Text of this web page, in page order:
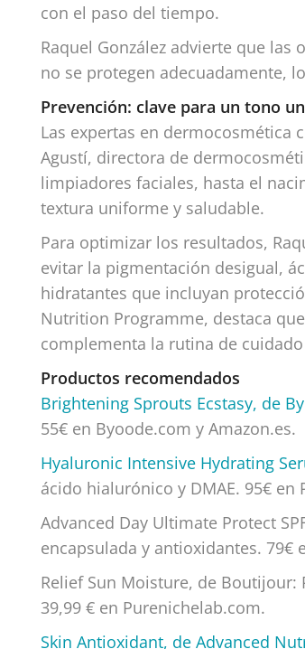
con el paso del tiempo.
Raquel González advierte que
no se protegen adecuadamente,
Prevención: clave para un tono
Las expertas en dermocosmética
Agustí, directora de
limpiadores faciales, hasta el
textura uniforme y saludable.
Para optimizar los resultados,
evitar la pigmentación desigual,
hidratantes que incluyan
Nutrition Programme, destaca
complementa la rutina de
Productos recomendados
Brightening Sprouts Ecstasy, de
55€ en Byoode.com y Amazon.es.
Hyaluronic Intensive Hydrating
ácido hialurónico y DMAE. 95€ en
Advanced Day Ultimate Protect
encapsulada y antioxidantes. 79€
Relief Sun Moisture, de Boutijour:
39,99 € en Purenichelab.com.
Skin Antioxidant, de Advanced